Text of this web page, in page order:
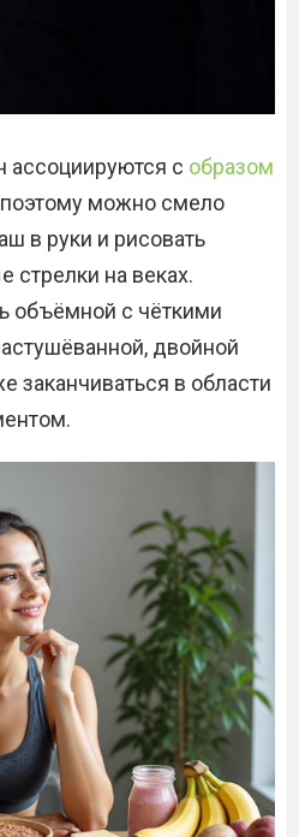
ассоциируются с образом
поэтому можно смело
в руки и рисовать
на веках.
объёмной с чёткими
двойной
заканчиваться в области